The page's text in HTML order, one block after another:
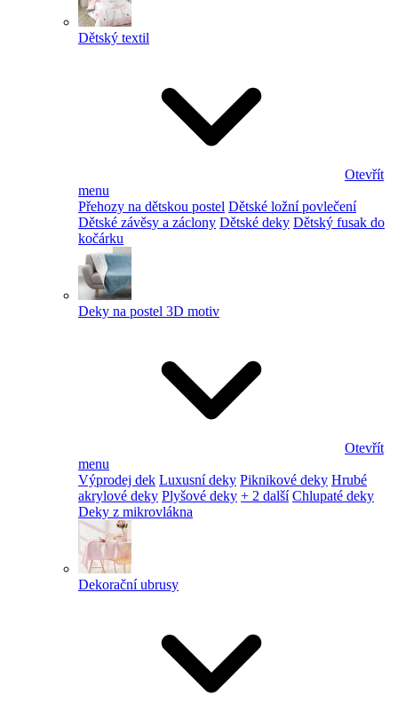
Dětský textil
Otevřít
menu
Přehozy na dětskou postel Dětské ložní povlečení
Dětské závěsy a záclony Dětské deky Dětský fusak do
kočárku
Deky na postel 3D motiv
Otevřít
menu
Výprodej dek Luxusní deky Piknikové deky Hrubé
akrylové deky Plyšové deky + 2 další Chlupaté deky
Deky z mikrovlákna
Dekorační ubrusy